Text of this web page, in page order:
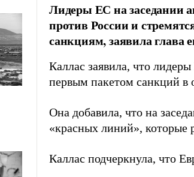
Лидеры ЕС на заседании
против России и
санкциям, заявила глава
Каллас заявила, что
первым пакетом санкций в
Она добавила, что на
«красных линий»,
Каллас подчеркнула, что